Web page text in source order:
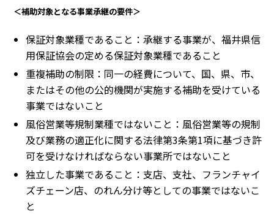
＜補助対象となる事業承継の要件＞
保証対象業種であること：承継する事業が、福井県信
用保証協会の定める保証対象業種であること
重複補助の制限：同一の経費について、国、県、市、
またはその他の公的機関が実施する補助を受けている
事業ではないこと
風俗営業等規制業種ではないこと：風俗営業等の規制
及び業務の適正化に関する法律第3条第1項に基づき許
可を受けなければならない事業所ではないこと
独立した事業であること：支店、支社、フランチャイ
ズチェーン店、のれん分け等としての事業ではないこ
と